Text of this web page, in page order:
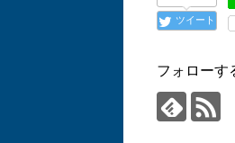
ツイート
フォローす